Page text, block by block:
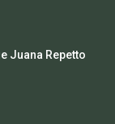
Juana Repetto